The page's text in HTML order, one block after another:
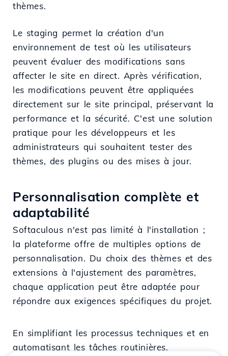
thèmes.
Le staging permet la création d'un
environnement de test où les utilisateurs
peuvent évaluer des modifications sans
affecter le site en direct. Après vérification,
les modifications peuvent être appliquées
directement sur le site principal, préservant la
performance et la sécurité. C'est une solution
pratique pour les développeurs et les
administrateurs qui souhaitent tester des
thèmes, des plugins ou des mises à jour.
Personnalisation complète et
adaptabilité
Softaculous n'est pas limité à l'installation ;
la plateforme offre de multiples options de
personnalisation. Du choix des thèmes et des
extensions à l'ajustement des paramètres,
chaque application peut être adaptée pour
répondre aux exigences spécifiques du projet.
En simplifiant les processus techniques et en
automatisant les tâches routinières,